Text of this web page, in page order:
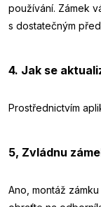
používání. Zámek
s dostatečným
4. Jak se
Prostřednictvím
5, Zvládnu
Ano, montáž